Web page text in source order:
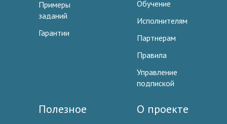
Примеры
заданий
Гарантии
Обучение
Исполнителям
Партнерам
Правила
Управление
подпиской
Полезное О проекте